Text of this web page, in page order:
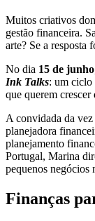
Muitos criativos
gestão financeira.
arte? Se a resposta
No dia 15 de junho
Ink Talks: um ciclo
que querem
A convidada da vez
planejadora
planejamento
Portugal, Marina
pequenos negócios
Finanças